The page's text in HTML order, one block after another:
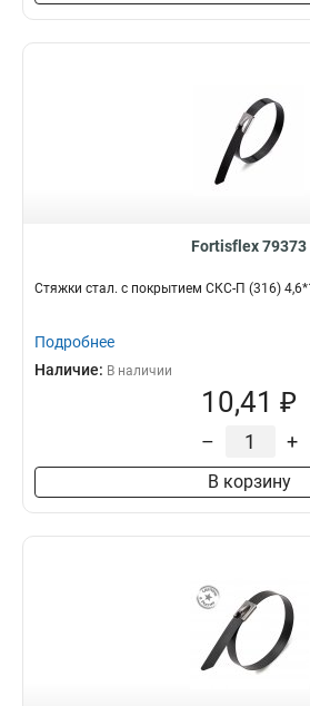
Fortisflex 79373
Стяжки стал. с покрытием СКС-П (316)
Подробнее
Наличие: В наличии
10,41 ₽
– +
В корзину